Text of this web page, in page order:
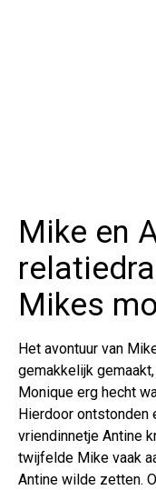
Mike en
Mikes
Het avontuur van
gemakkelijk
Monique erg hecht
Hierdoor ontstonden
vriendinnetje Antine
twijfelde Mike vaak
Antine wilde zetten.